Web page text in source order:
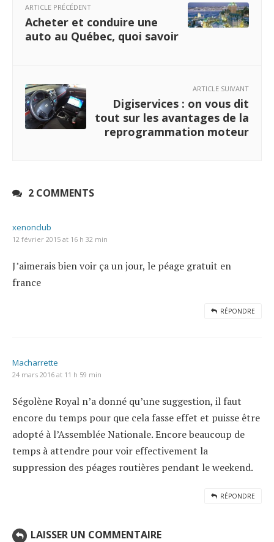
ARTICLE PRÉCÉDENT
Acheter et conduire une
auto au Québec, quoi savoir
ARTICLE SUIVANT
Digiservices : on vous dit
tout sur les avantages de la
reprogrammation moteur
2 COMMENTS
xenonclub
12 février 2015 at 16 h 32 min
J’aimerais bien voir ça un jour, le péage gratuit en
france
RÉPONDRE
Macharrette
24 mars 2016 at 11 h 59 min
Ségolène Royal n’a donné qu’une suggestion, il faut
encore du temps pour que cela fasse effet et puisse être
adopté à l’Assemblée Nationale. Encore beaucoup de
temps à attendre pour voir effectivement la
suppression des péages routières pendant le weekend.
RÉPONDRE
LAISSER UN COMMENTAIRE